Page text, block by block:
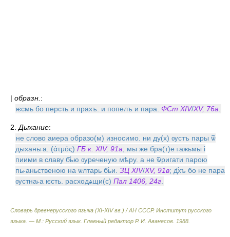
| образн. :
ѥсмь бо персть и прахъ. и попелъ и пара. ФСт XIV/XV, 76а
2. Дыхание:
не слово аиера образо(м) износимо. ни ду(х) ѹстъ пары ѿ
дыхань˫а. (ἀτμός) ГБ к. XIV, 91а; мы же бра(т)е ˫ажьмы i
пиими в славу б҃ью ѹреченую мѣру. а не ѿригати парою
пь˫аньственою на ѡлтарь б҃ьи. ЗЦ XIV/XV, 91в; д҃хъ бо не пара
ѹстна˫а ѥсть. расходѧщи(с) Пал 1406, 24г
Словарь древнерусского языка (XI-XIV вв.) / АН СССР. Институт русского
языка. — М.: Русский язык. Главный редактор Р. И. Аванесов 1988